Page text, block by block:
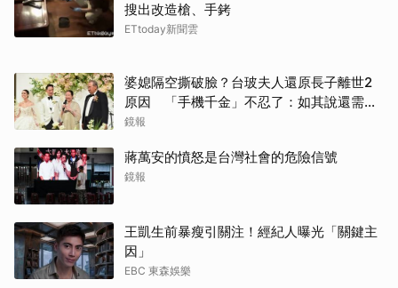
搜出改造槍、手銬
ETtoday新聞雲
婆媳隔空撕破臉？台玻夫人還原長子離世2
原因 「手機千金」不忍了：如其說還需要
離開嗎？
鏡報
蔣萬安的憤怒是台灣社會的危險信號
鏡報
王凱生前暴瘦引關注！經紀人曝光「關鍵主
因」
EBC 東森娛樂